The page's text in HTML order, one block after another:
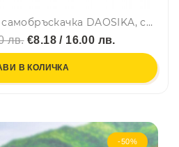
Електрическа мини самобръскачка DAOSIKA, спасява положението - лице, мишници, интим
лв.€8.18 / 16.00 лв.
В КОЛИЧКА
-50%